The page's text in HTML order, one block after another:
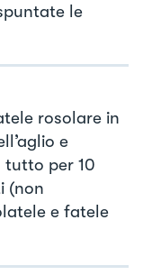
le
rosolare in
e
tutto per 10
(non
e fatele